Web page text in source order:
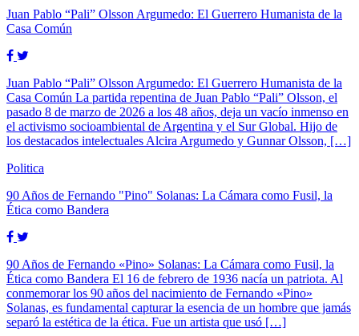
Juan Pablo “Pali” Olsson Argumedo: El Guerrero Humanista de la
Casa Común
Juan Pablo “Pali” Olsson Argumedo: El Guerrero Humanista de la
Casa Común La partida repentina de Juan Pablo “Pali” Olsson, el
pasado 8 de marzo de 2026 a los 48 años, deja un vacío inmenso en
el activismo socioambiental de Argentina y el Sur Global. Hijo de
los destacados intelectuales Alcira Argumedo y Gunnar Olsson, […]
Politica
90 Años de Fernando "Pino" Solanas: La Cámara como Fusil, la
Ética como Bandera
90 Años de Fernando «Pino» Solanas: La Cámara como Fusil, la
Ética como Bandera El 16 de febrero de 1936 nacía un patriota. Al
conmemorar los 90 años del nacimiento de Fernando «Pino»
Solanas, es fundamental capturar la esencia de un hombre que jamás
separó la estética de la ética. Fue un artista que usó […]